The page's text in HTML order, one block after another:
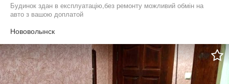
Будинок здан в експлуатацію,без ремонту можливий обмін на
авто з вашою доплатой
Нововолынск